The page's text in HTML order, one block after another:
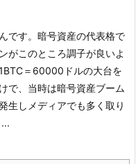
です。 暗号資産の代表格で
がこのところ調子が良いよ
＝60000ドルの大台を
で、当時は暗号資産ブーム
生しメディアでも多く取り